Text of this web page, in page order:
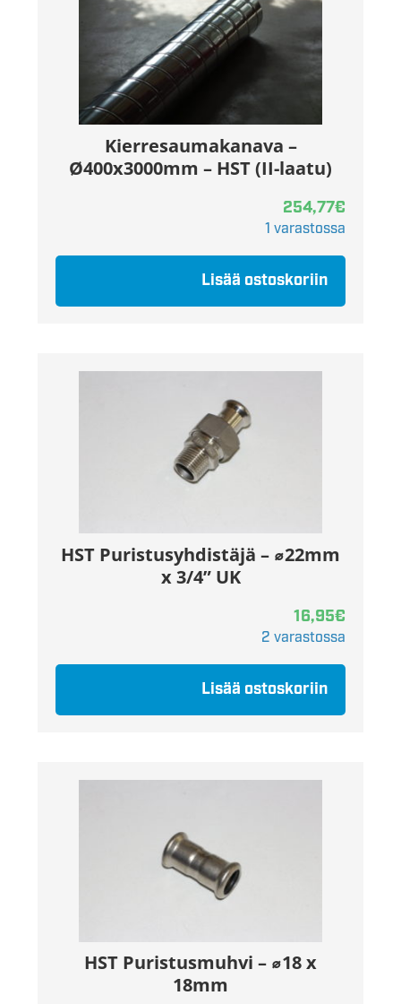
Kierresaumakanava –
Ø400x3000mm – HST (II-laatu)
254,77€
1 varastossa
Lisää ostoskoriin
HST Puristusyhdistäjä – ⌀22mm
x 3/4” UK
16,95€
2 varastossa
Lisää ostoskoriin
HST Puristusmuhvi – ⌀18 x
18mm